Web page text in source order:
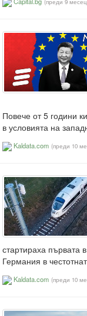
Повече от 5 години
в условията на
Kaldata.com (преди 10
стартираха първата
Германия в
Kaldata.com (преди 10